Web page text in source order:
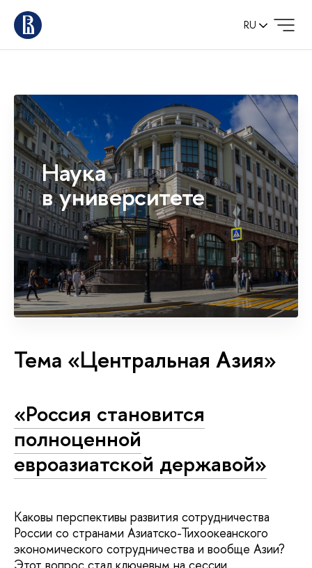
RU
Наука
в университете
Тема «Центральная Азия»
«Россия становится
полноценной
евроазиатской державой»
Каковы перспективы развития сотрудничества
России со странами Азиатско-Тихоокеанского
экономического сотрудничества и вообще Азии?